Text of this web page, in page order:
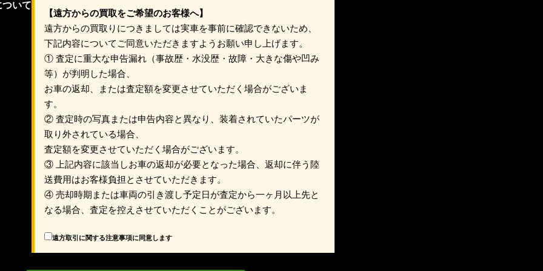
いて
【遠方からの買取をご希望のお客様へ】
遠方からの買取りにつきましては実車を事前に確認できないため、
下記内容についてご同意いただきますようお願い申し上げます。
① 査定に重大な申告漏れ（事故歴・水没歴・故障・大きな傷や凹み
等）が判明した場合、
お車の返却、または査定額を変更させていただく場合がございま
す。
② 査定時の写真または申告内容と異なり、装着されていたパーツが
取り外されている場合、
査定額を変更させていただく場合がございます。
③ 上記内容に該当しお車の返却が必要となった場合、返却に伴う陸
送費用はお客様負担とさせていただきます。
④ 売却時期または車両の引き渡し予定日が査定から一ヶ月以上先と
なる場合、査定を控えさせていただくことがございます。
遠方取引に関する注意事項に同意します